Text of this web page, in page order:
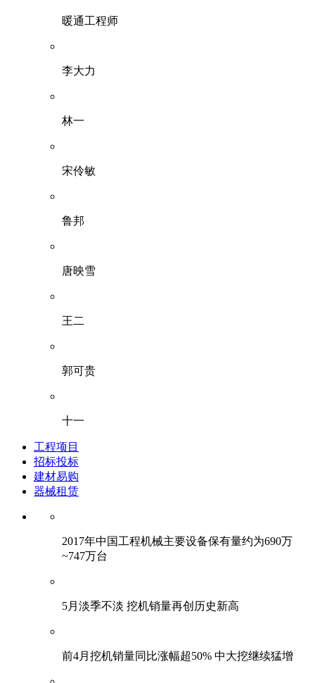
暖通工程师
李大力
林一
宋伶敏
鲁邦
唐映雪
王二
郭可贵
十一
工程项目
招标投标
建材易购
器械租赁
2017年中国工程机械主要设备保有量约为690万
~747万台
5月淡季不淡 挖机销量再创历史新高
前4月挖机销量同比涨幅超50% 中大挖继续猛增